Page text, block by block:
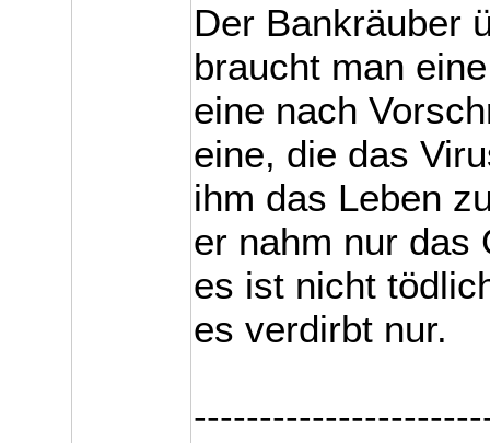
Der Bankräuber
braucht man
eine nach
eine, die das
ihm das Leben
er nahm nur das
es ist nicht
es verdirbt nur.